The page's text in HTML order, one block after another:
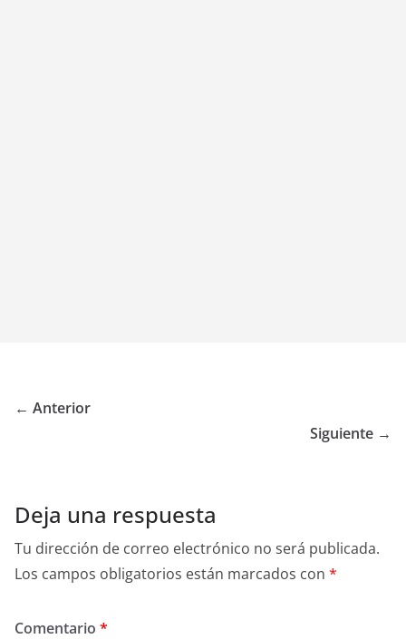
← Anterior
Siguiente →
Deja una respuesta
Tu dirección de correo electrónico no será publicada.
Los campos obligatorios están marcados con *
Comentario *